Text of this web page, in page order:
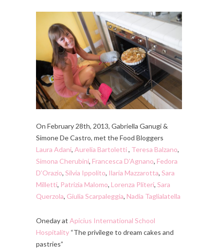
On February 28th, 2013, Gabriella Ganugi &
Simone De Castro, met the Food Bloggers
Laura Adani, Aurelia Bartoletti, Teresa Balzano,
Simona Cherubini, Francesca D’Agnano, Fedora
D’Orazio, Silvia Ippolito, Ilaria Mazzarotta, Sara
Milletti, Patrizia Malomo, Lorenza Pliteri, Sara
Querzola, Giulia Scarpaleggia, Nadia Taglialatella
Oneday at Apicius International School
Hospitality “The privilege to dream cakes and
pastries”